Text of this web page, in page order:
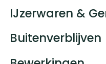
IJzerwaren &
Buitenverblijven